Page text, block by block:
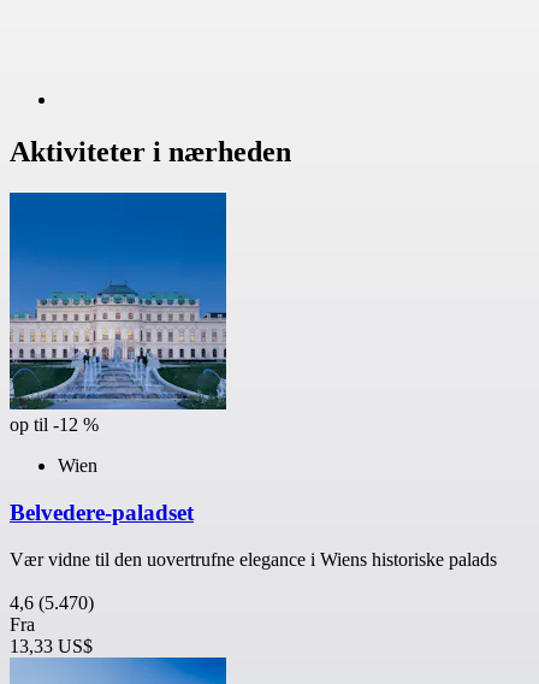
Aktiviteter i nærheden
op til -12 %
Wien
Belvedere-paladset
Vær vidne til den uovertrufne elegance i Wiens historiske palads
4,6 (5.470)
Fra
13,33 US$